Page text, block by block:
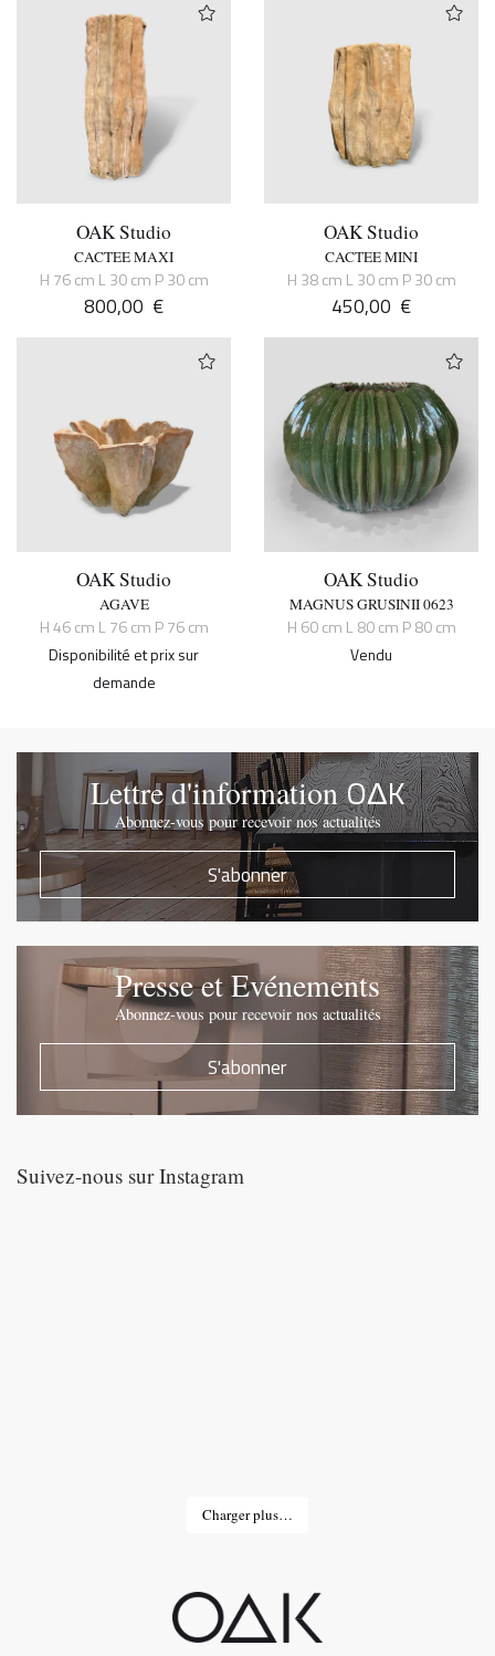
OAK Studio
CACTEE MAXI
H 76 cm L 30 cm P 30 cm
800,00 €
OAK Studio
CACTEE MINI
H 38 cm L 30 cm P 30 cm
450,00 €
OAK Studio
AGAVE
H 46 cm L 76 cm P 76 cm
Disponibilité et prix sur
demande
OAK Studio
MAGNUS GRUSINII 0623
H 60 cm L 80 cm P 80 cm
Vendu
Lettre d'informationOΔK
Abonnez-vous pour recevoir nos actualités
S'abonner
Presse et Evénements
Abonnez-vous pour recevoir nos actualités
S'abonner
Suivez-nous sur Instagram
Charger plus…